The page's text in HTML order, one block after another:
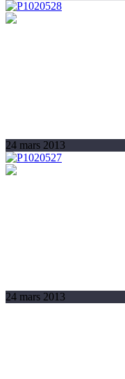
24 mars 2013
24 mars 2013